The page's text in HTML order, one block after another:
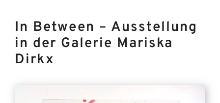
In Between – Ausstellung
in der Galerie Mariska
Dirkx